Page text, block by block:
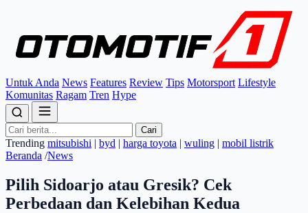
Untuk Anda News Features Review Tips Motorsport Lifestyle
Komunitas Ragam Tren Hype
Cari
Trending mitsubishi | byd | harga toyota | wuling | mobil listrik
Beranda /News
Pilih Sidoarjo atau Gresik? Cek
Perbedaan dan Kelebihan Kedua